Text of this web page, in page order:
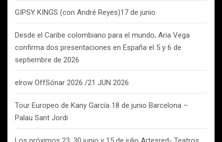
GIPSY KINGS (con André Reyes)17 de junio
Desde el Caribe colombiano para el mundo, Aria Vega
confirma dos presentaciones en España el 5 y 6 de
septiembre de 2026
elrow OffSónar 2026 /21 JUN 2026
Tour Europeo de Kany García 18 de junio Barcelona –
Palau Sant Jordi